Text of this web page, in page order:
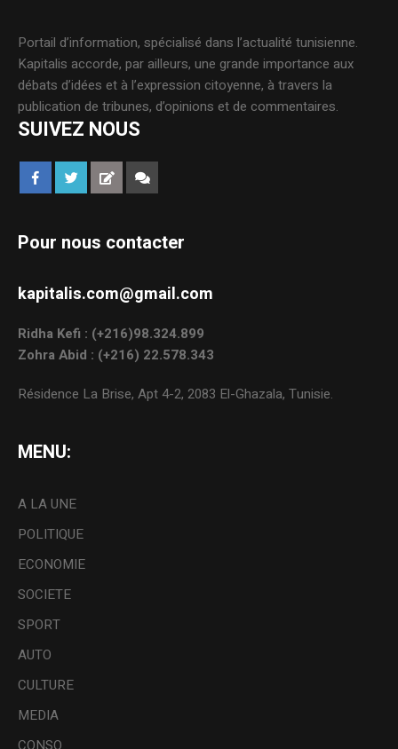
Portail d’information, spécialisé dans l’actualité tunisienne.
Kapitalis accorde, par ailleurs, une grande importance aux
débats d’idées et à l’expression citoyenne, à travers la
publication de tribunes, d’opinions et de commentaires.
SUIVEZ NOUS
Pour nous contacter
kapitalis.com@gmail.com
Ridha Kefi : (+216)98.324.899
Zohra Abid : (+216) 22.578.343
Résidence La Brise, Apt 4-2, 2083 El-Ghazala, Tunisie.
MENU:
A LA UNE
POLITIQUE
ECONOMIE
SOCIETE
SPORT
AUTO
CULTURE
MEDIA